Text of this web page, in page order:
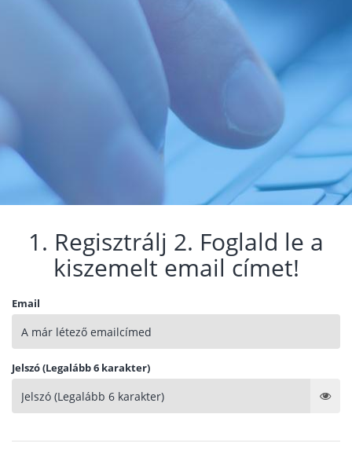
1. Regisztrálj 2. Foglald le a
kiszemelt email címet!
Email
Jelszó (Legalább 6 karakter)